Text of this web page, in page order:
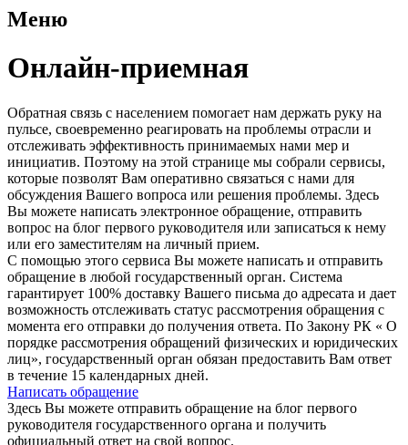
Меню
Онлайн-приемная
Обратная связь с населением помогает нам держать руку на
пульсе, своевременно реагировать на проблемы отрасли и
отслеживать эффективность принимаемых нами мер и
инициатив. Поэтому на этой странице мы собрали сервисы,
которые позволят Вам оперативно связаться с нами для
обсуждения Вашего вопроса или решения проблемы. Здесь
Вы можете написать электронное обращение, отправить
вопрос на блог первого руководителя или записаться к нему
или его заместителям на личный прием.
С помощью этого сервиса Вы можете написать и отправить
обращение в любой государственный орган. Система
гарантирует 100% доставку Вашего письма до адресата и дает
возможность отслеживать статус рассмотрения обращения с
момента его отправки до получения ответа. По Закону РК « О
порядке рассмотрения обращений физических и юридических
лиц», государственный орган обязан предоставить Вам ответ
в течение 15 календарных дней.
Написать обращение
Здесь Вы можете отправить обращение на блог первого
руководителя государственного органа и получить
официальный ответ на свой вопрос.